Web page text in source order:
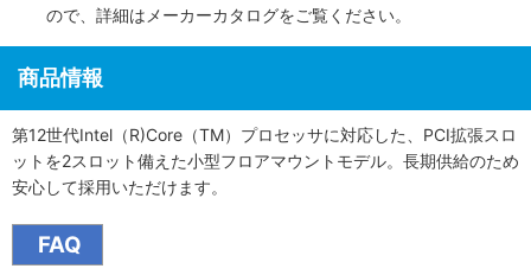
ので、詳細は メーカーカタログをご覧ください。
商品情報
第12世代Intel（R)Core（TM）プロセッサに対応した、PCI拡張スロ
ットを2スロット備えた小型フロアマウントモデル。長期供給のため
安心して採用いただけます。
FAQ